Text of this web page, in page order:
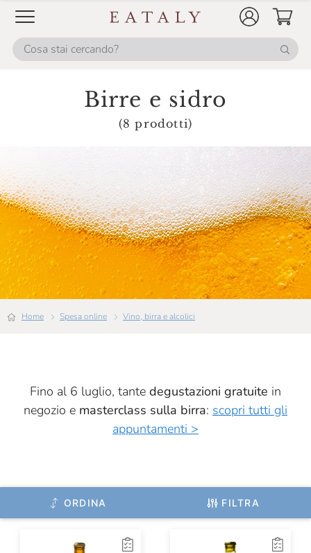
Birre e sidro
(8 prodotti)
Home Spesa online Vino, birra e alcolici
Fino al 6 luglio, tante degustazioni gratuite in
negozio e masterclass sulla birra: scopri tutti gli
appuntamenti >
ORDINA FILTRA